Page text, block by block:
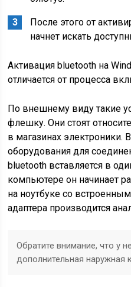
После этого от
начнет искать
Активация bluetooth на
отличается от процесса
По внешнему виду такие
флешку. Они стоят
в магазинах электроники.
оборудования для
bluetooth вставляется в
компьютере он начинает
на ноутбуке со
адаптера производится
Обратите внимание, что у
дополнительная наружная